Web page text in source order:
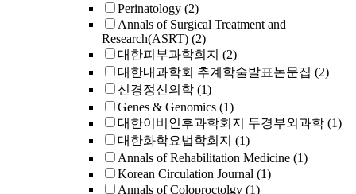
Perinatology (2)
Annals of Surgical Treatment and
Research(ASRT) (2)
대한피부과학회지 (2)
대한내과학회 추계학술발표논문집 (2)
신경정신의학 (1)
Genes & Genomics (1)
대한이비인후과학회지 두경부외과학 (1)
대한화학요법학회지 (1)
Annals of Rehabilitation Medicine (1)
Korean Circulation Journal (1)
Annals of Coloproctolgy (1)